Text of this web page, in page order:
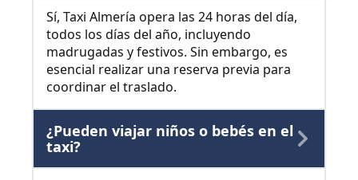
Sí, Taxi Almería opera las 24 horas del día,
todos los días del año, incluyendo
madrugadas y festivos. Sin embargo, es
esencial realizar una reserva previa para
coordinar el traslado.
¿Pueden viajar niños o bebés en el
taxi?